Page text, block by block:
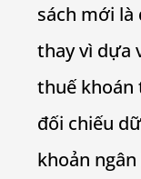
sách mới
thay vì dựa
thuế khoán
đối chiếu
khoản